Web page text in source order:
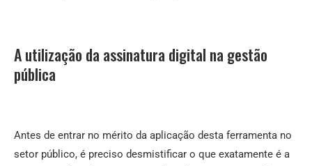
A utilização da assinatura digital na gestão
pública
Antes de entrar no mérito da aplicação desta ferramenta no
setor público, é preciso desmistificar o que exatamente é a